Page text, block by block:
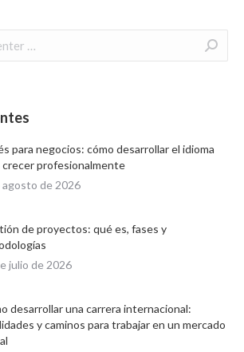
para negocios: cómo desarrollar el idioma
crecer profesionalmente
agosto de 2026
de proyectos: qué es, fases y
julio de 2026
desarrollar una carrera internacional:
y caminos para trabajar en un mercado